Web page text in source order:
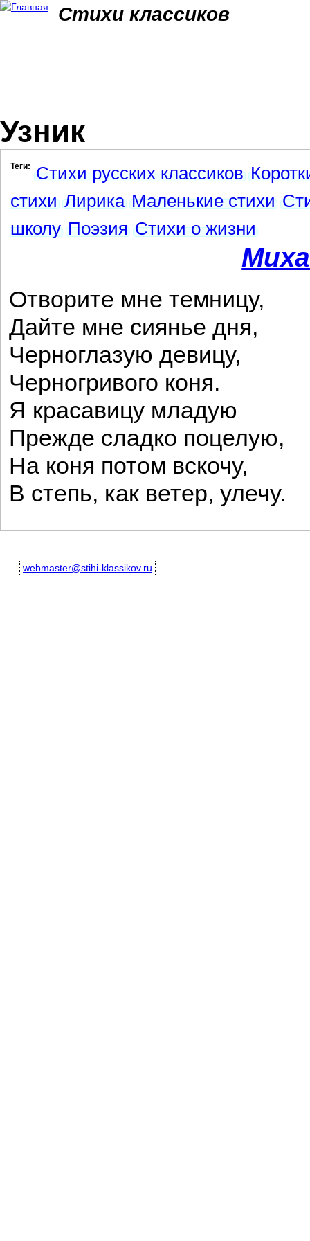
Стихи классиков
Узник
Теги: Стихи русских классиков
стихи Лирика Маленькие стихи
школу Поэзия Стихи о жизни
Отворите мне темницу,
Дайте мне сиянье дня,
Черноглазую девицу,
Черногривого коня.
Я красавицу младую
Прежде сладко поцелую,
На коня потом вскочу,
В степь, как ветер, улечу.
webmaster@stihi-klassikov.ru